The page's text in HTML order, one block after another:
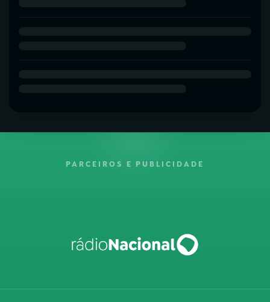
PARCEIROS E PUBLICIDADE